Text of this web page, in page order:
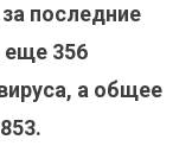
последние
еще 356
а общее